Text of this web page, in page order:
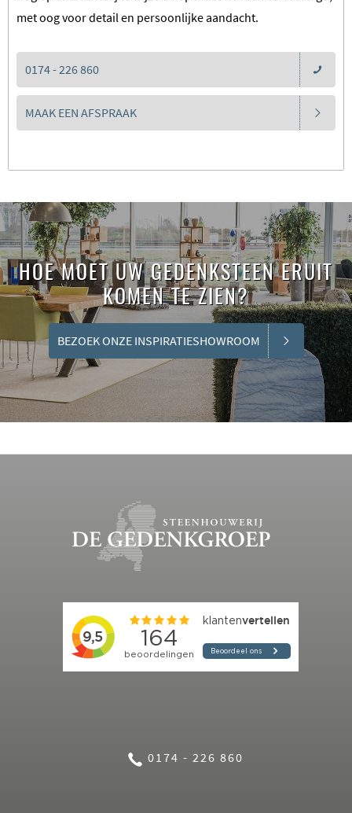
met oog voor detail en persoonlijke aandacht.
0174 - 226 860
MAAK EEN AFSPRAAK
HOE MOET UW GEDENKSTEEN ERUIT
KOMEN TE ZIEN?
BEZOEK ONZE INSPIRATIESHOWROOM
0174 - 226 860